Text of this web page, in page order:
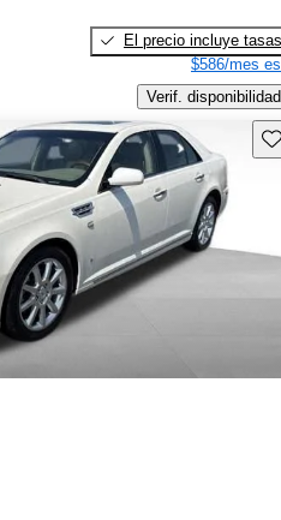
El precio incluye tasas
$586/mes
Verif. disponibilidad